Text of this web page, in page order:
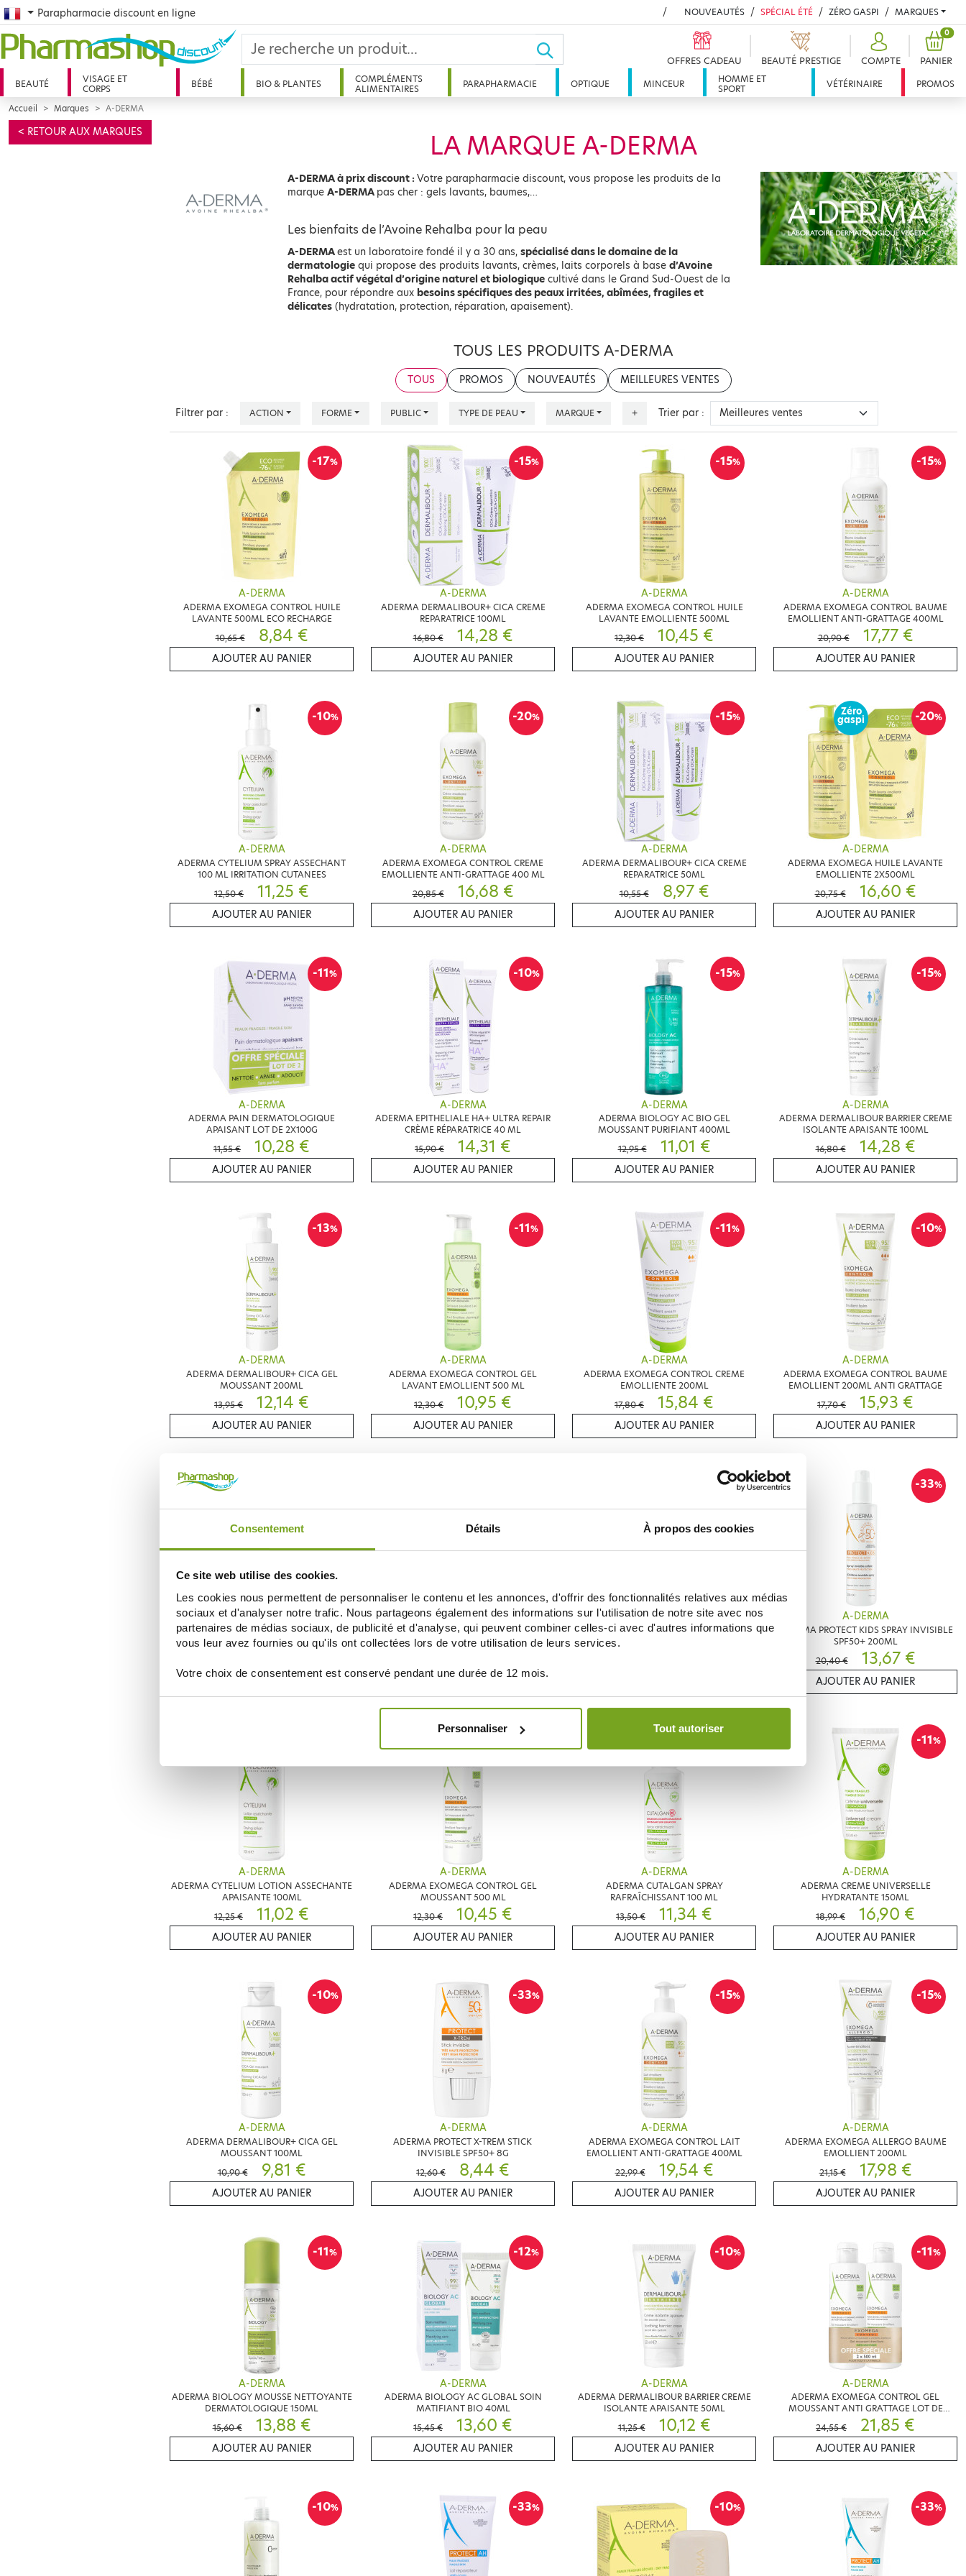
Consentement Détails À propos des cookies
Ce site web utilise des cookies.
Les cookies nous permettent de personnaliser le contenu et les annonces, d'offrir des fonctionnalités relatives aux médias
sociaux et d'analyser notre trafic. Nous partageons également des informations sur l'utilisation de notre site avec nos
partenaires de médias sociaux, de publicité et d'analyse, qui peuvent combiner celles-ci avec d'autres informations que
vous leur avez fournies ou qu'ils ont collectées lors de votre utilisation de leurs services.
Votre choix de consentement est conservé pendant une durée de 12 mois.
Personnaliser Tout autoriser
French
Parapharmacie discount en ligne NOUVEAUTÉS SPÉCIAL ÉTÉ ZÉRO GASPI MARQUES
OFFRES CADEAU BEAUTÉ PRESTIGE COMPTE PANIER
0
BEAUTÉ
VISAGE ET
CORPS
BÉBÉ BIO & PLANTES
COMPLÉMENTS
ALIMENTAIRES
PARAPHARMACIE OPTIQUE MINCEUR
HOMME ET
SPORT
VÉTÉRINAIRE PROMOS
Accueil Marques A-DERMA
< RETOUR AUX MARQUES LA MARQUE A-DERMA
A-DERMA à prix discount : Votre parapharmacie discount, vous propose les produits de la
marque A-DERMA pas cher : gels lavants, baumes,…
Les bienfaits de l’Avoine Rehalba pour la peau
A-DERMAest un laboratoire fondé il y a 30 ans, spécialisé dans le domaine de la
dermatologie qui propose des produits lavants, crèmes, laits corporels à base d’Avoine
Rehalba actif végétal d’origine naturel et biologique cultivé dans le Grand Sud-Ouest de la
France, pour répondre aux besoins spécifiques des peaux irritées, abîmées, fragiles et
délicates (hydratation, protection, réparation, apaisement).
TOUS LES PRODUITS A-DERMA
TOUS PROMOS NOUVEAUTÉS MEILLEURES VENTES
Filtrer par : ACTION FORME PUBLIC TYPE DE PEAU MARQUE + Trier par :
-17%
A-DERMA
ADERMA EXOMEGA CONTROL HUILE
LAVANTE 500ML ECO RECHARGE
10,65 €
8,84 €
AJOUTER AU PANIER
-15%
A-DERMA
ADERMA DERMALIBOUR+ CICA CREME
REPARATRICE 100ML
16,80 €
14,28 €
AJOUTER AU PANIER
-15%
A-DERMA
ADERMA EXOMEGA CONTROL HUILE
LAVANTE EMOLLIENTE 500ML
12,30 €
10,45 €
AJOUTER AU PANIER
-15%
A-DERMA
ADERMA EXOMEGA CONTROL BAUME
EMOLLIENT ANTI-GRATTAGE 400ML
20,90 €
17,77 €
AJOUTER AU PANIER
-10%
A-DERMA
ADERMA CYTELIUM SPRAY ASSECHANT
100 ML IRRITATION CUTANEES
12,50 €
11,25 €
AJOUTER AU PANIER
-20%
A-DERMA
ADERMA EXOMEGA CONTROL CREME
EMOLLIENTE ANTI-GRATTAGE 400 ML
20,85 €
16,68 €
AJOUTER AU PANIER
-15%
A-DERMA
ADERMA DERMALIBOUR+ CICA CREME
REPARATRICE 50ML
10,55 €
8,97 €
AJOUTER AU PANIER
-20%
Zéro
gaspi
A-DERMA
ADERMA EXOMEGA HUILE LAVANTE
EMOLLIENTE 2X500ML
20,75 €
16,60 €
AJOUTER AU PANIER
-11%
A-DERMA
ADERMA PAIN DERMATOLOGIQUE
APAISANT LOT DE 2X100G
11,55 €
10,28 €
AJOUTER AU PANIER
-10%
A-DERMA
ADERMA EPITHELIALE HA+ ULTRA REPAIR
CRÈME RÉPARATRICE 40 ML
15,90 €
14,31 €
AJOUTER AU PANIER
-15%
A-DERMA
ADERMA BIOLOGY AC BIO GEL
MOUSSANT PURIFIANT 400ML
12,95 €
11,01 €
AJOUTER AU PANIER
-15%
A-DERMA
ADERMA DERMALIBOUR BARRIER CREME
ISOLANTE APAISANTE 100ML
16,80 €
14,28 €
AJOUTER AU PANIER
-13%
A-DERMA
ADERMA DERMALIBOUR+ CICA GEL
MOUSSANT 200ML
13,95 €
12,14 €
AJOUTER AU PANIER
-11%
A-DERMA
ADERMA EXOMEGA CONTROL GEL
LAVANT EMOLLIENT 500 ML
12,30 €
10,95 €
AJOUTER AU PANIER
-11%
A-DERMA
ADERMA EXOMEGA CONTROL CREME
EMOLLIENTE 200ML
17,80 €
15,84 €
AJOUTER AU PANIER
-10%
A-DERMA
ADERMA EXOMEGA CONTROL BAUME
EMOLLIENT 200ML ANTI GRATTAGE
17,70 €
15,93 €
AJOUTER AU PANIER
Zéro
gaspi
A-DERMA
ADERMA PAIN DERMATOLOGIQUE
APAISANT 100G
AJOUTER AU PANIER
A-DERMA
ADERMA EPITHELIALE HA+ CRÈME
RÉPARATRICE 100ML
AJOUTER AU PANIER
-15%
A-DERMA
ADERMA LAIT CORPS HYDRATATION 72H
-33%
A-DERMA
ADERMA PROTECT KIDS SPRAY INVISIBLE
SPF50+ 200ML
20,40 €
13,67 €
AJOUTER AU PANIER
A-DERMA
ADERMA CYTELIUM LOTION ASSECHANTE
APAISANTE 100ML
12,25 €
11,02 €
AJOUTER AU PANIER
-15
A-DERMA
ADERMA EXOMEGA CONTROL GEL
MOUSSANT 500 ML
12,30 €
10,45 €
AJOUTER AU PANIER
A-DERMA
ADERMA CUTALGAN SPRAY
RAFRAÎCHISSANT 100 ML
13,50 €
11,34 €
AJOUTER AU PANIER
-11%
A-DERMA
ADERMA CREME UNIVERSELLE
HYDRATANTE 150ML
18,99 €
16,90 €
AJOUTER AU PANIER
-10%
A-DERMA
ADERMA DERMALIBOUR+ CICA GEL
MOUSSANT 100ML
10,90 €
9,81 €
AJOUTER AU PANIER
-33%
A-DERMA
ADERMA PROTECT X-TREM STICK
INVISIBLE SPF50+ 8G
12,60 €
8,44 €
AJOUTER AU PANIER
-15%
A-DERMA
ADERMA EXOMEGA CONTROL LAIT
EMOLLIENT ANTI-GRATTAGE 400ML
22,99 €
19,54 €
AJOUTER AU PANIER
-15%
A-DERMA
ADERMA EXOMEGA ALLERGO BAUME
EMOLLIENT 200ML
21,15 €
17,98 €
AJOUTER AU PANIER
-11%
A-DERMA
ADERMA BIOLOGY MOUSSE NETTOYANTE
DERMATOLOGIQUE 150ML
15,60 €
13,88 €
AJOUTER AU PANIER
-12%
A-DERMA
ADERMA BIOLOGY AC GLOBAL SOIN
MATIFIANT BIO 40ML
15,45 €
13,60 €
AJOUTER AU PANIER
-10%
A-DERMA
ADERMA DERMALIBOUR BARRIER CREME
ISOLANTE APAISANTE 50ML
11,25 €
10,12 €
AJOUTER AU PANIER
-11%
A-DERMA
ADERMA EXOMEGA CONTROL GEL
MOUSSANT ANTI GRATTAGE LOT DE
2X500ML
24,55 € 21,85 €
AJOUTER AU PANIER
-10% -33% -10% -33%